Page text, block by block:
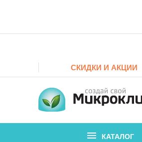
СКИДКИ И АКЦИИ
КАТАЛОГ